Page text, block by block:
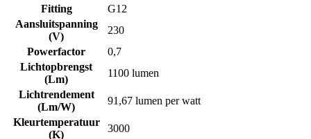
Fitting
G12
Aansluitspanning
(V)
230
Powerfactor
0,7
Lichtopbrengst
(Lm)
1100 lumen
Lichtrendement
(Lm/W)
91,67 lumen per watt
Kleurtemperatuur
(K)
3000